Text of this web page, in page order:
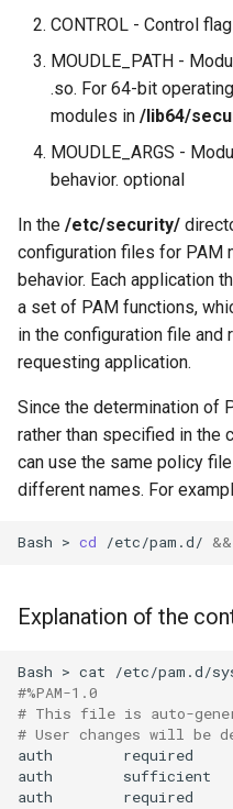
CONTROL - Control flag
MOUDLE_PATH -
.so. For 64-bit
modules in /lib64/
MOUDLE_ARGS -
behavior. optional
In the /etc/security/
configuration files for PAM
behavior. Each application
a set of PAM functions,
in the configuration file and
requesting application.
Since the determination of
rather than specified in the
can use the same policy
different names. For
Bash > cd /etc/pam.d/ &&
Explanation of the
Bash > cat
#%PAM-1.0
# This file is auto-
# User changes will be
auth
required
auth
sufficient
auth
required